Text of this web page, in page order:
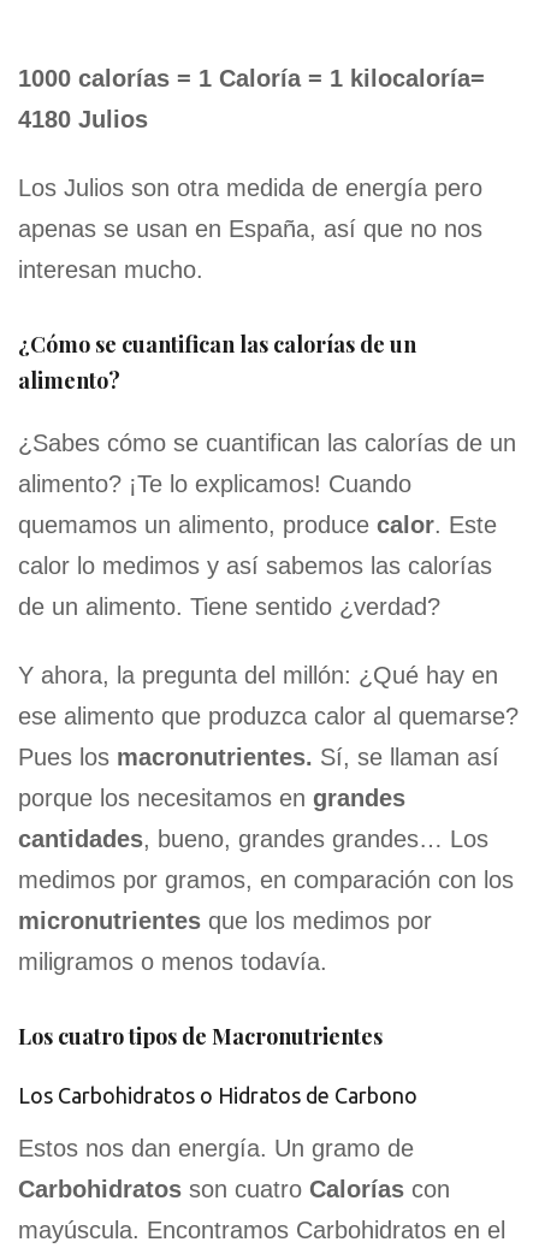
1000 calorías = 1 Caloría = 1 kilocaloría=
4180 Julios
Los Julios son otra medida de energía pero
apenas se usan en España, así que no nos
interesan mucho.
¿Cómo se cuantifican las calorías de un
alimento?
¿Sabes cómo se cuantifican las calorías de un
alimento? ¡Te lo explicamos! Cuando
quemamos un alimento, produce calor. Este
calor lo medimos y así sabemos las calorías
de un alimento. Tiene sentido ¿verdad?
Y ahora, la pregunta del millón: ¿Qué hay en
ese alimento que produzca calor al quemarse?
Pues los macronutrientes. Sí, se llaman así
porque los necesitamos en grandes
cantidades, bueno, grandes grandes… Los
medimos por gramos, en comparación con los
micronutrientes que los medimos por
miligramos o menos todavía.
Los cuatro tipos de Macronutrientes
Los Carbohidratos o Hidratos de Carbono
Estos nos dan energía. Un gramo de
Carbohidratos son cuatro Calorías con
mayúscula. Encontramos Carbohidratos en el